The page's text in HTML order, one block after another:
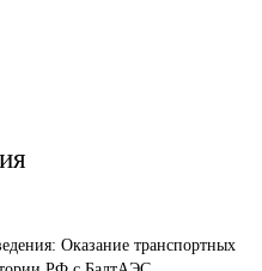
Оказание транспортных